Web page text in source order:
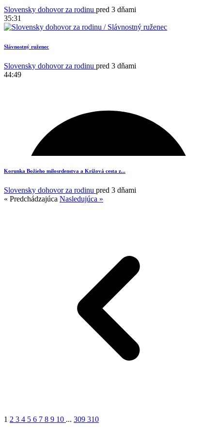
Slovensky dohovor za rodinu pred 3 dňami
35:31
Slávnostný ruženec
Slovensky dohovor za rodinu pred 3 dňami
44:49
Korunka Božieho milosrdenstva a Krížová cesta z...
Slovensky dohovor za rodinu pred 3 dňami
« Predchádzajúca Nasledujúca »
1 2 3 4 5 6 7 8 9 10 ... 309 310